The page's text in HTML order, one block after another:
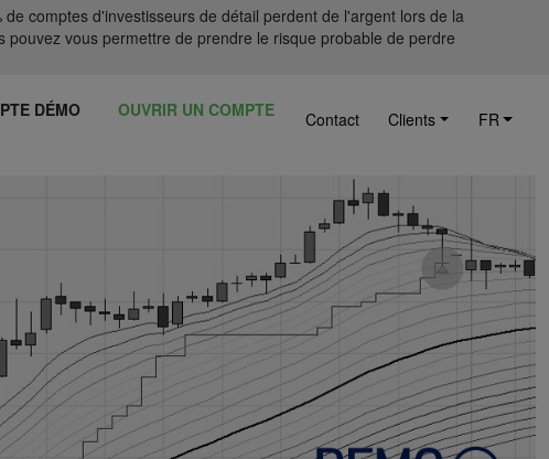
comptes d'investisseurs de détail perdent de l'argent lors de la
vous permettre de prendre le risque probable de perdre
DÉMO OUVRIR UN COMPTE Contact Clients FR